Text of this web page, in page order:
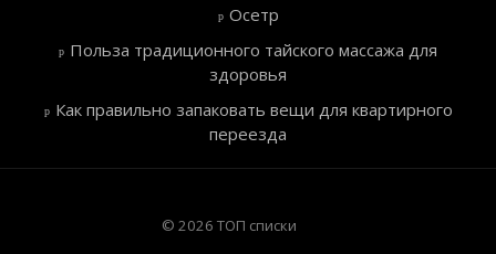
Осетр
Польза традиционного тайского массажа для
здоровья
Как правильно запаковать вещи для квартирного
переезда
© 2026 ТОП списки